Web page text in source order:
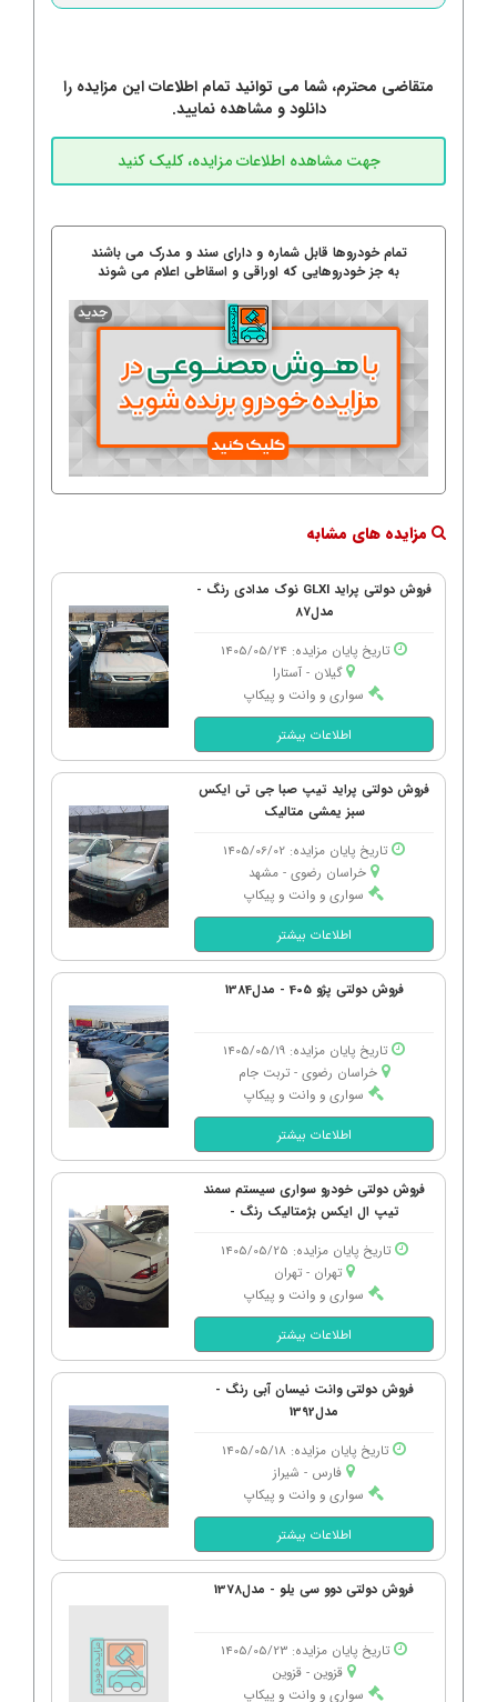
متقاضی محترم، شما می توانید تمام اطلاعات این مزایده را
دانلود و مشاهده نمایید.
تمام خودروها قابل شماره و دارای سند و مدرک می باشند
به جز خودروهایی که اوراقی و اسقاطی اعلام می شوند
مزایده های مشابه
فروش دولتی پراید GLXI نوک مدادی رنگ -
مدل87
تاریخ پایان مزایده: 1405/05/24
گیلان - آستارا
سواری و وانت و پیکاپ
اطلاعات بیشتر
فروش دولتی پراید تیپ صبا جی تی ایکس
سبز یمشی متالیک
تاریخ پایان مزایده: 1405/06/02
خراسان رضوی - مشهد
سواری و وانت و پیکاپ
اطلاعات بیشتر
فروش دولتی پژو 405 - مدل1384
تاریخ پایان مزایده: 1405/05/19
خراسان رضوی - تربت جام
سواری و وانت و پیکاپ
اطلاعات بیشتر
فروش دولتی خودرو سواری سیستم سمند
تیپ ال ایکس بژمتالیک رنگ -
تاریخ پایان مزایده: 1405/05/25
تهران - تهران
سواری و وانت و پیکاپ
اطلاعات بیشتر
فروش دولتی وانت نیسان آبی رنگ -
مدل1392
تاریخ پایان مزایده: 1405/05/18
فارس - شیراز
سواری و وانت و پیکاپ
اطلاعات بیشتر
فروش دولتی دوو سی یلو - مدل1378
تاریخ پایان مزایده: 1405/05/23
قزوین - قزوین
سواری و وانت و پیکاپ